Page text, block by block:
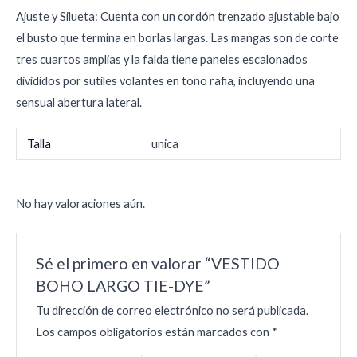
Ajuste y Silueta: Cuenta con un cordón trenzado ajustable bajo
el busto que termina en borlas largas. Las mangas son de corte
tres cuartos amplias y la falda tiene paneles escalonados
divididos por sutiles volantes en tono rafia, incluyendo una
sensual abertura lateral.
Talla unica
No hay valoraciones aún.
Sé el primero en valorar “VESTIDO
BOHO LARGO TIE-DYE”
Tu dirección de correo electrónico no será publicada.
Los campos obligatorios están marcados con *